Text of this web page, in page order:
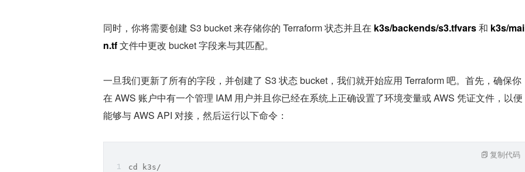
同时，你将需要创建 S3 bucket 来存储你的 Terraform 状态并且在 k3s/backends/s3.tfvars 和 k3s/mai
n.tf 文件中更改 bucket 字段来与其匹配。
一旦我们更新了所有的字段，并创建了 S3 状态 bucket，我们就开始应用 Terraform 吧。首先，确保你
在 AWS 账户中有一个管理 IAM 用户并且你已经在系统上正确设置了环境变量或 AWS 凭证文件，以便
能够与 AWS API 对接，然后运行以下命令：
cd
k3s/
复制代码